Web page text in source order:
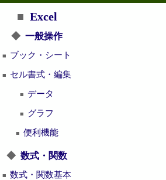
■ Excel
◆ 一般操作
■ ブック・シート
■ セル書式・編集
■ データ
■ グラフ
■ 便利機能
◆ 数式・関数
■ 数式・関数基本